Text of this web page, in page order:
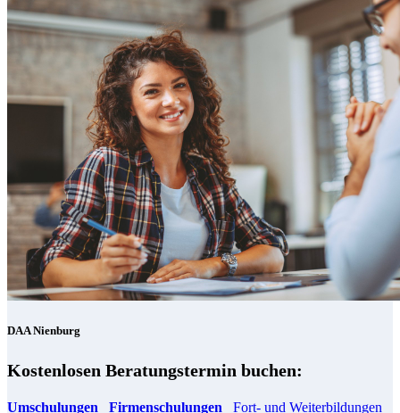
DAA Nienburg
Kostenlosen Beratungstermin buchen:
Umschulungen Firmenschulungen Fort- und Weiterbildungen